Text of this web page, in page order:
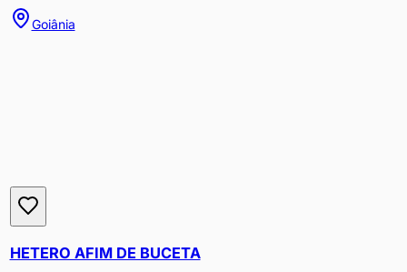
Goiânia
HETERO AFIM DE BUCETA